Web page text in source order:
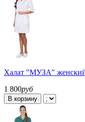
Халат "МУЗА"
1 800руб
В корзину